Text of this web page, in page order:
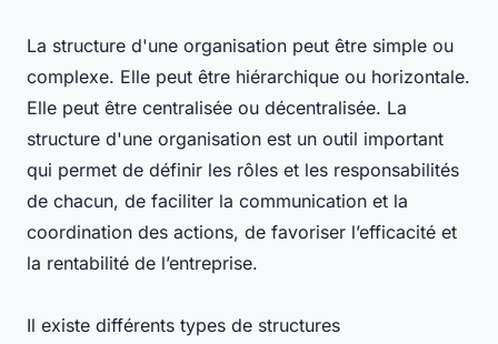
La structure d'une organisation peut être simple ou
complexe. Elle peut être hiérarchique ou horizontale.
Elle peut être centralisée ou décentralisée. La
structure d'une organisation est un outil important
qui permet de définir les rôles et les responsabilités
de chacun, de faciliter la communication et la
coordination des actions, de favoriser l’efficacité et
la rentabilité de l’entreprise.
Il existe différents types de structures